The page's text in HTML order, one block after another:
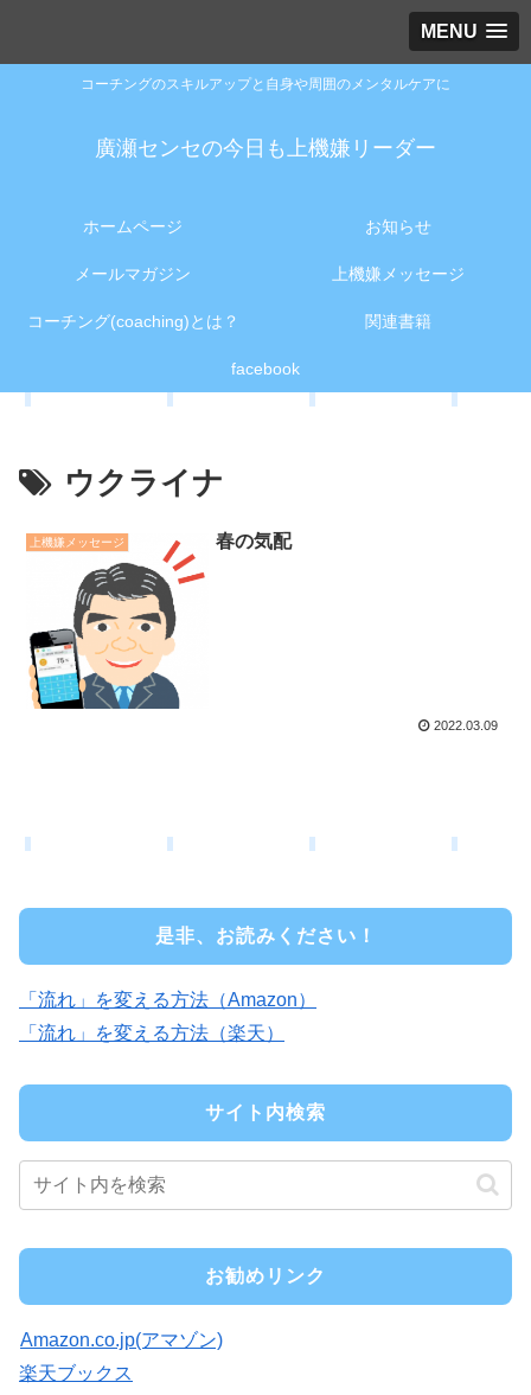
MENU
コーチングのスキルアップと自身や周囲のメンタルケアに
廣瀬センセの今日も上機嫌リーダー
ホームページ お知らせ
メールマガジン 上機嫌メッセージ
コーチング(coaching)とは？ 関連書籍
facebook
ウクライナ
上機嫌メッセージ 春の気配
2022.03.09
是非、お読みください！
「流れ」を変える方法（Amazon）
「流れ」を変える方法（楽天）
サイト内検索
お勧めリンク
Amazon.co.jp(アマゾン)
楽天ブックス